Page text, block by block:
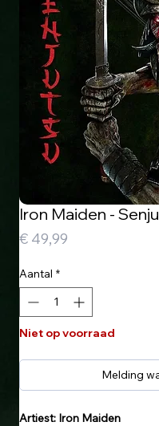
Iron Maiden -
€ 49,99
Aantal *
Niet op voorraad
Melding
Artiest: Iron Maiden